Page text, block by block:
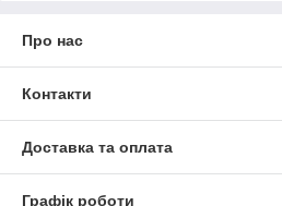
Про нас
Контакти
Доставка та оплата
Графік роботи